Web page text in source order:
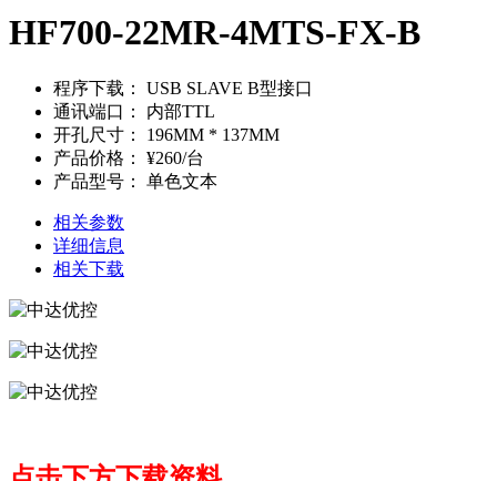
HF700-22MR-4MTS-FX-B
程序下载：
USB SLAVE B型接口
通讯端口：
内部TTL
开孔尺寸：
196MM * 137MM
产品价格：
¥260/台
产品型号：
单色文本
相关参数
详细信息
相关下载